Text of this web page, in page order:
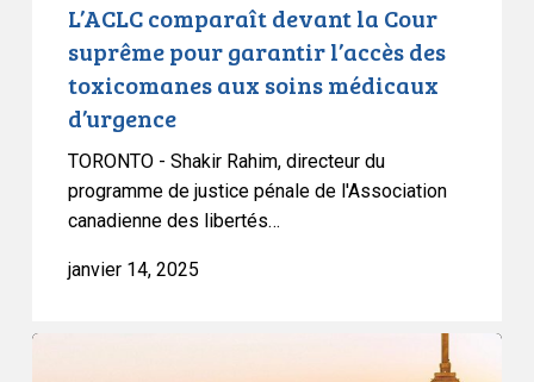
soins
médicaux
d’urgence
L’ACLC comparaît devant la Cour
suprême pour garantir l’accès des
toxicomanes aux soins médicaux
d’urgence
TORONTO - Shakir Rahim, directeur du
programme de justice pénale de l'Association
canadienne des libertés…
janvier 14, 2025
L’ACLC